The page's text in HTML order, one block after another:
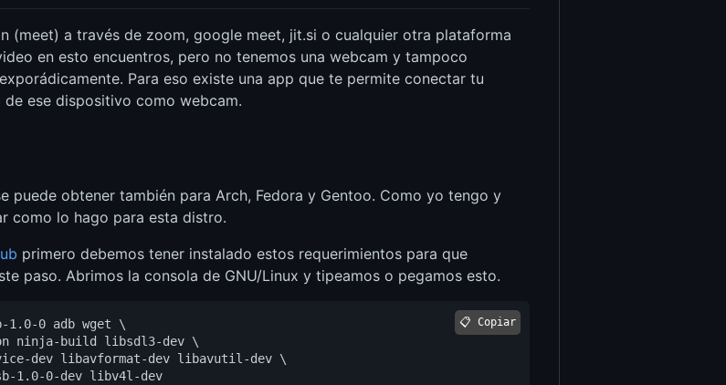
(meet) a través de zoom, google meet, jit.si o cualquier otra plataforma
en esto encuentros, pero no tenemos una webcam y tampoco
Para eso existe una app que te permite conectar tu
ese dispositivo como webcam.
puede obtener también para Arch, Fedora y Gentoo. Como yo tengo y
como lo hago para esta distro.
primero debemos tener instalado estos requerimientos para que
paso. Abrimos la consola de GNU/Linux y tipeamos o pegamos esto.
0 adb wget \
ninja-build libsdl3-dev \
dev libavformat-dev libavutil-dev \
📋 Copiar